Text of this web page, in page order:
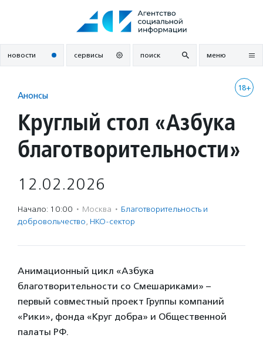
новости сервисы поиск меню
18+
Анонсы
Круглый стол «Азбука
благотворительности»
12.02.2026
Начало: 10:00 · Москва · Благотвори­тель­ность и
доброволь­чест­во, НКО-сектор
Анимационный цикл «Азбука
благотворительности со Смешариками» –
первый совместный проект Группы компаний
«Рики», фонда «Круг добра» и Общественной
палаты РФ.